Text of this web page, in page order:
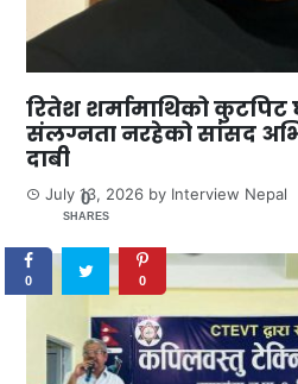
रितेश शर्मामाथिको
संलग्नता नरहेको सांसद
दाबी
July 13, 2026 by Interview Nepal
0
SHARES
0 0